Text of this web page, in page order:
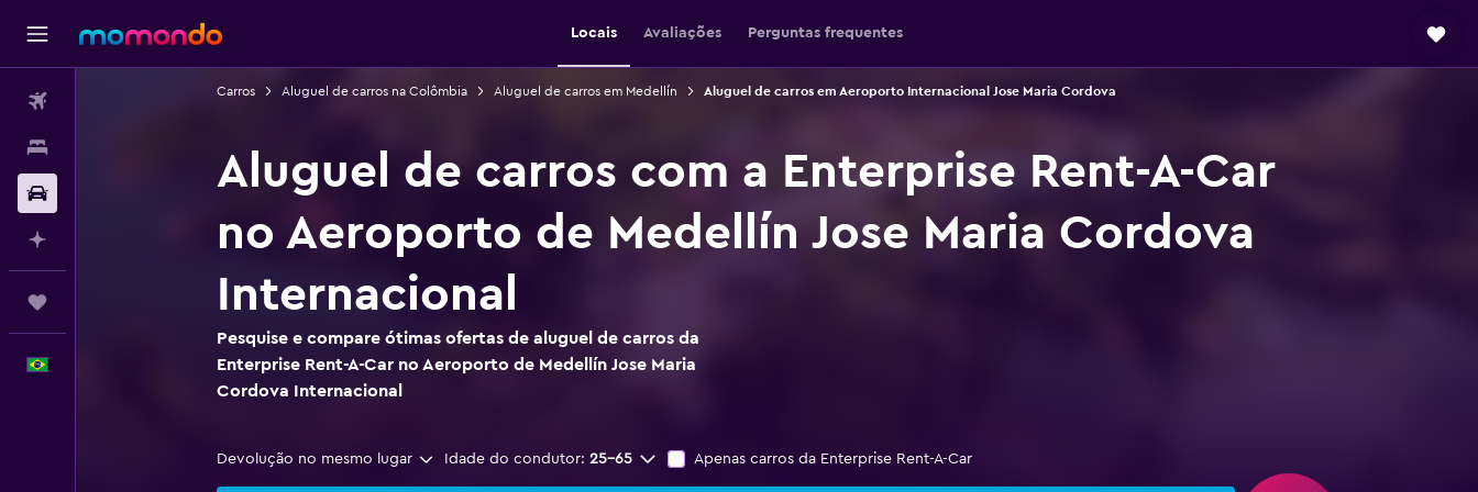
Locais Avaliações Perguntas frequentes
Carros Aluguel de carros na Colômbia Aluguel de carros em Medellín Aluguel de carros em Aeroporto Internacional Jose Maria Cordova
Aluguel de carros com a Enterprise Rent-A-Car
no Aeroporto de Medellín Jose Maria Cordova
Internacional
Pesquise e compare ótimas ofertas de aluguel de carros da
Enterprise Rent-A-Car no Aeroporto de Medellín Jose Maria
Cordova Internacional
Devolução no mesmo lugar Idade do condutor: 25-65 Apenas carros da Enterprise Rent-A-Car